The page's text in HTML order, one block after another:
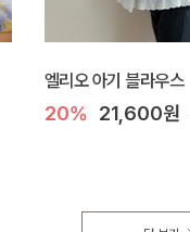
엘리오 아기 블라우스
20% 21,600원